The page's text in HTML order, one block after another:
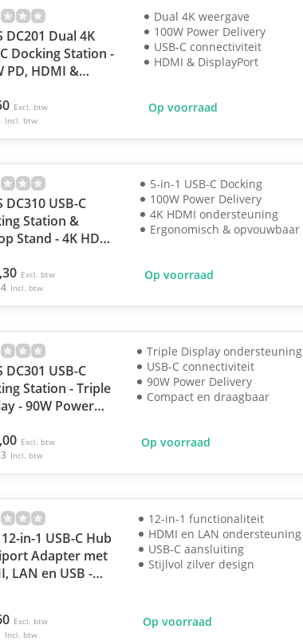
DC201 Dual 4K
Docking Station -
PD, HDMI &
Excl. btw
Incl. btw
Dual 4K weergave
100W Power Delivery
USB-C connectiviteit
HDMI & DisplayPort
Op voorraad
DC310 USB-C
Station &
Stand - 4K HDMI
Excl. btw
Incl. btw
5-in-1 USB-C Docking
100W Power Delivery
4K HDMI ondersteuning
Ergonomisch & opvouwbaar
Op voorraad
DC301 USB-C
Station - Triple
- 90W Power
Excl. btw
Incl. btw
Triple Display ondersteuning
USB-C connectiviteit
90W Power Delivery
Compact en draagbaar
Op voorraad
in-1 USB-C Hub
Adapter met
LAN en USB -
Excl. btw
Incl. btw
12-in-1 functionaliteit
HDMI en LAN ondersteuning
USB-C aansluiting
Stijlvol zilver design
Op voorraad